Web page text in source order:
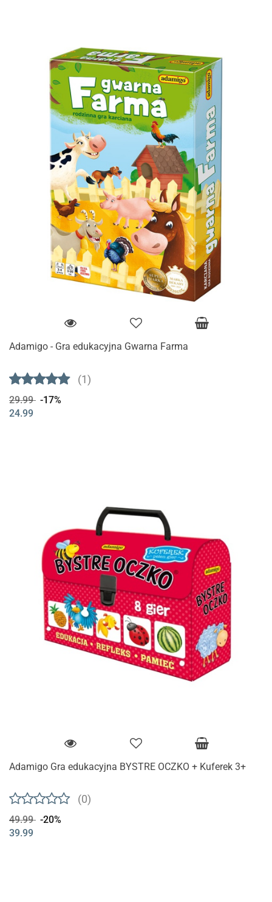
Adamigo - Gra edukacyjna Gwarna Farma
(1)
29.99 -17%
24.99
Adamigo Gra edukacyjna BYSTRE OCZKO + Kuferek 3+
(0)
49.99 -20%
39.99